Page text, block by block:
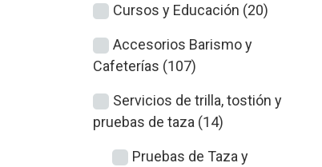
Cursos y Educación (20)
Accesorios Barismo y
Cafeterías (107)
Servicios de trilla, tostión y
pruebas de taza (14)
Pruebas de Taza y